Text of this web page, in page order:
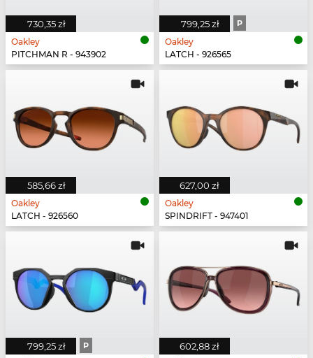
730,35 zł
Oakley
PITCHMAN R - 943902
799,25 zł P
Oakley
LATCH - 926565
585,66 zł
Oakley
LATCH - 926560
627,00 zł
Oakley
SPINDRIFT - 947401
799,25 zł P 602,88 zł